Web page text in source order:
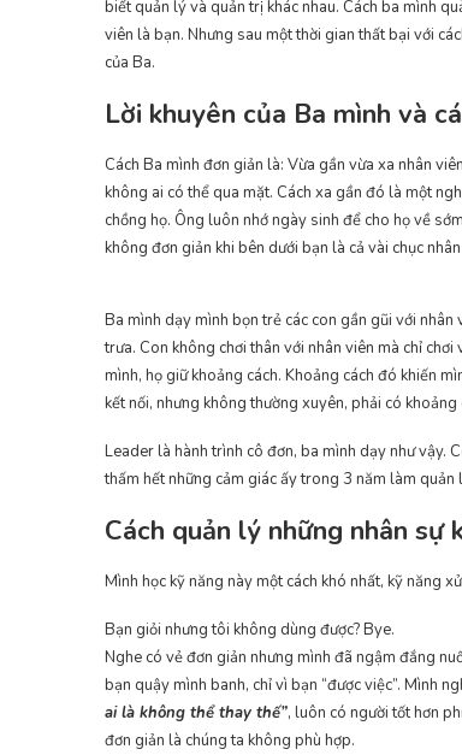
biết quản lý và quản trị khác nhau. Cách ba mình
viên là bạn. Nhưng sau một thời gian thất bại với
của Ba.
Lời khuyên của Ba mình và
Cách Ba mình đơn giản là: Vừa gần vừa xa nhân
không ai có thể qua mặt. Cách xa gần đó là một
chồng họ. Ông luôn nhớ ngày sinh để cho họ về
không đơn giản khi bên dưới bạn là cả vài chục
Ba mình dạy mình bọn trẻ các con gần gũi với
trưa. Con không chơi thân với nhân viên mà chỉ
mình, họ giữ khoảng cách. Khoảng cách đó khiến
kết nối, nhưng không thường xuyên, phải có khoảng
Leader là hành trình cô đơn, ba mình dạy như vậy.
thấm hết những cảm giác ấy trong 3 năm làm
Cách quản lý những nhân
Mình học kỹ năng này một cách khó nhất, kỹ năng
Bạn giỏi nhưng tôi không dùng được? Bye.
Nghe có vẻ đơn giản nhưng mình đã ngậm đắng
bạn quậy mình banh, chỉ vì bạn “được việc”. Mình
ai là không thể thay thế”, luôn có người tốt hơn
đơn giản là chúng ta không phù hợp.